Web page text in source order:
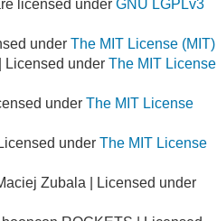
licensed under GNU LGPLv3
under The MIT License (MIT)
under The MIT License
under The MIT License
under The MIT License
Zubala | Licensed under